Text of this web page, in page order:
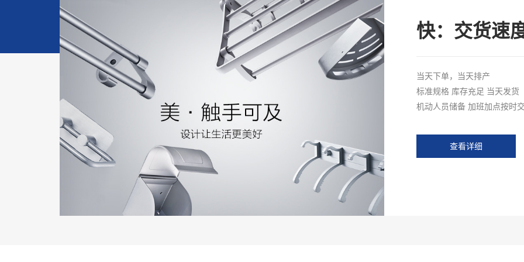
快：交货速
当天下单，当天排产
标准规格 库存充足 当天发货
机动人员储备 加班加点按时
查看详细